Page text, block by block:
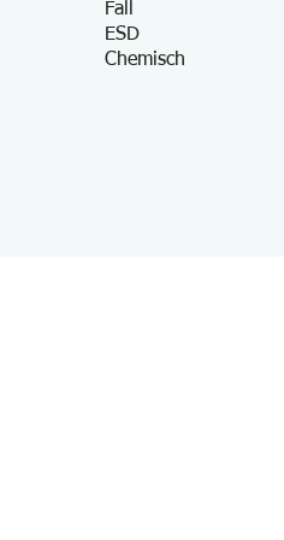
Fall
ESD
Chemisch